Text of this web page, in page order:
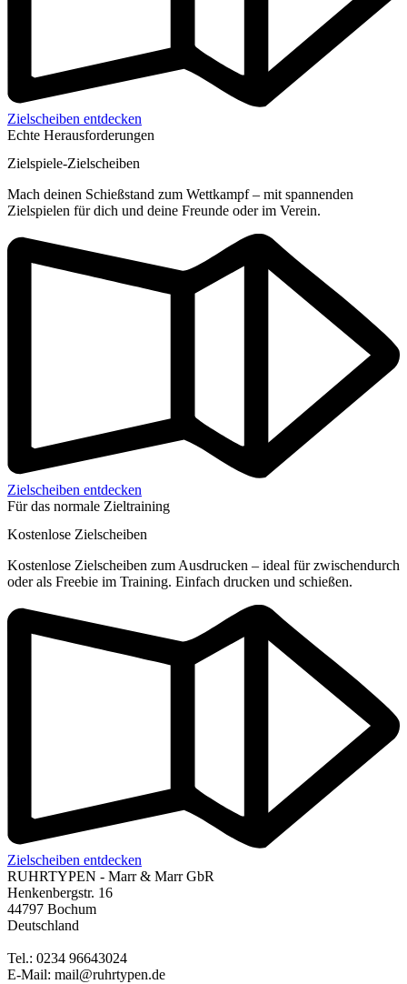
Zielscheiben entdecken
Echte Herausforderungen
Zielspiele-Zielscheiben
Mach deinen Schießstand zum Wettkampf – mit spannenden
Zielspielen für dich und deine Freunde oder im Verein.
Zielscheiben entdecken
Für das normale Zieltraining
Kostenlose Zielscheiben
Kostenlose Zielscheiben zum Ausdrucken – ideal für zwischendurch
oder als Freebie im Training. Einfach drucken und schießen.
Zielscheiben entdecken
RUHRTYPEN - Marr & Marr GbR
Henkenbergstr. 16
44797 Bochum
Deutschland
Tel.: 0234 96643024
E-Mail: mail@ruhrtypen.de